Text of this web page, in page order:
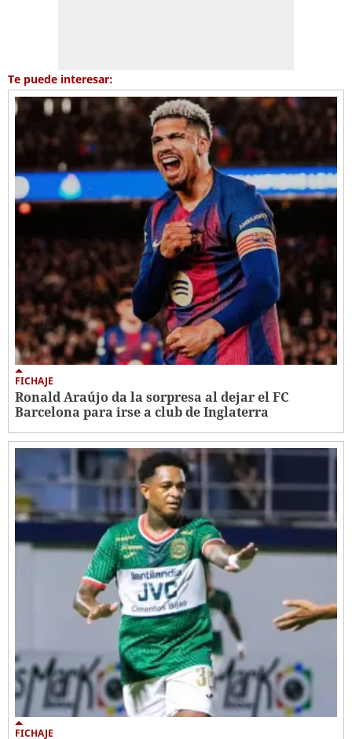
Te puede interesar:
FICHAJE
Ronald Araújo da la sorpresa al dejar el FC
Barcelona para irse a club de Inglaterra
FICHAJE